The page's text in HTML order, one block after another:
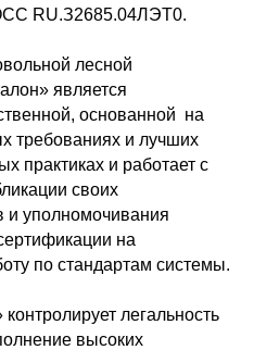
RU.З2685.04ЛЭТ0.
лесной
является
основанной на
требованиях и лучших
практиках и работает с
своих
и уполномочивания
на
по стандартам системы.
легальность
высоких